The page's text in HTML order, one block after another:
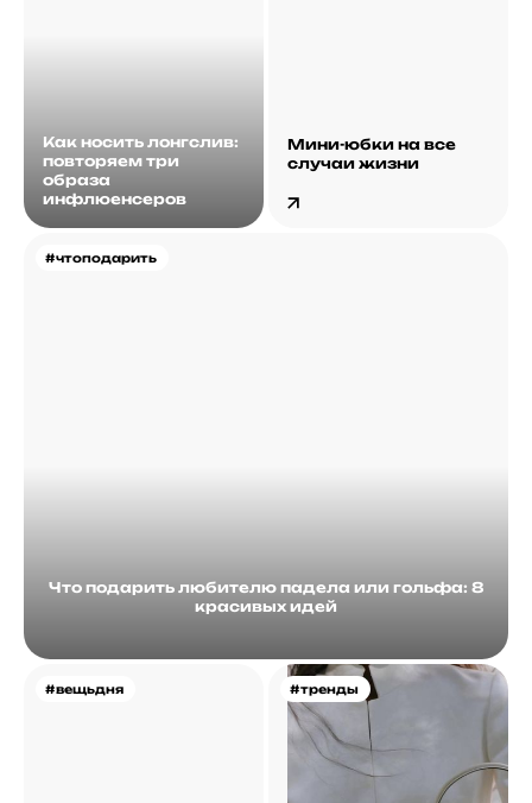
Как носить лонгслив:
повторяем три
образа
инфлюенсеров
#чтоподарить
Что подарить любителю падела или гольфа: 8
красивых идей
Мини-юбки на все
случаи жизни
#вещьдня #тренды